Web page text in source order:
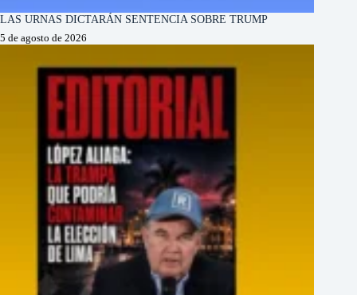
LAS URNAS DICTARÁN SENTENCIA SOBRE TRUMP
5 de agosto de 2026